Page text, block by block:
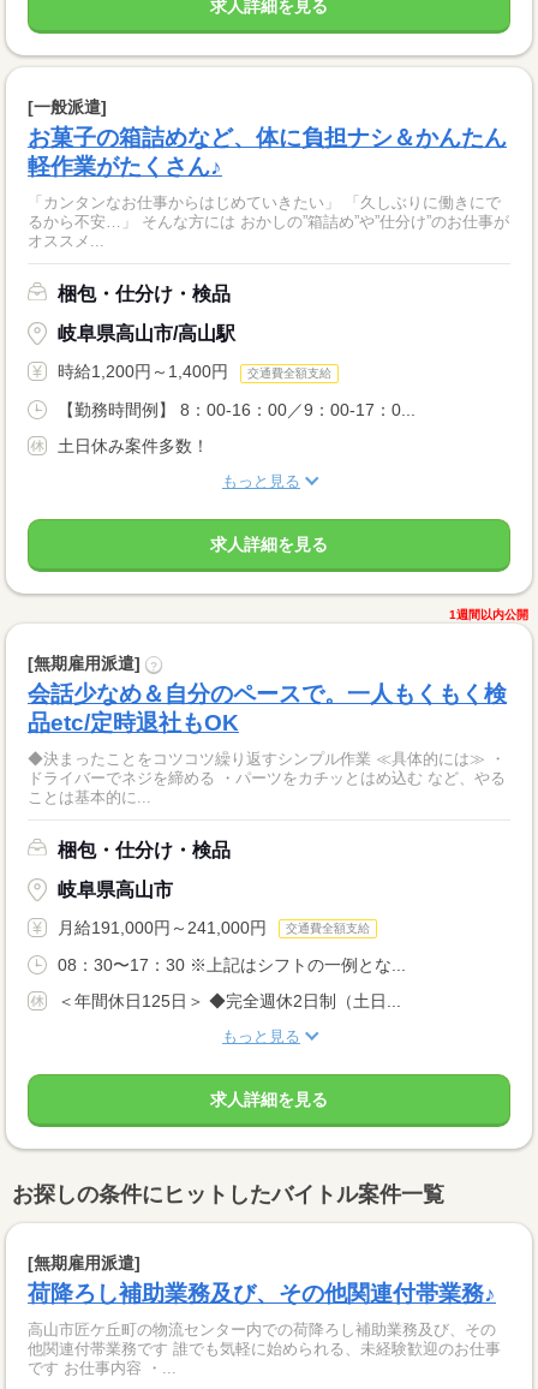
求人詳細を見る
[一般派遣]
お菓子の箱詰めなど、体に負担ナシ＆かんたん
軽作業がたくさん♪
「カンタンなお仕事からはじめていきたい」 「久しぶりに働きにで
るから不安…」 そんな方には おかしの”箱詰め”や”仕分け”のお仕事が
オススメ...
梱包・仕分け・検品
岐阜県高山市/高山駅
時給1,200円～1,400円 交通費全額支給
【勤務時間例】 8：00-16：00／9：00-17：0...
土日休み案件多数！
もっと見る
求人詳細を見る
1週間以内公開
[無期雇用派遣] ?
会話少なめ＆自分のペースで。一人もくもく検
品etc/定時退社もOK
◆決まったことをコツコツ繰り返すシンプル作業 ≪具体的には≫ ・
ドライバーでネジを締める ・パーツをカチッとはめ込む など、やる
ことは基本的に...
梱包・仕分け・検品
岐阜県高山市
月給191,000円～241,000円 交通費全額支給
08：30〜17：30 ※上記はシフトの一例とな...
＜年間休日125日＞ ◆完全週休2日制（土日...
もっと見る
求人詳細を見る
お探しの条件にヒットしたバイトル案件一覧
[無期雇用派遣]
荷降ろし補助業務及び、その他関連付帯業務♪
高山市匠ケ丘町の物流センター内での荷降ろし補助業務及び、その
他関連付帯業務です 誰でも気軽に始められる、未経験歓迎のお仕事
です お仕事内容 ・...